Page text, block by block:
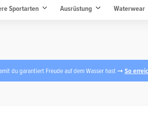
Sportarten Ausrüstung Waterwear
du garantiert Freude auf dem Wasser hast So